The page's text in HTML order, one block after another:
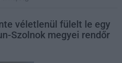
véletlenül fülelt le egy
Szolnok megyei rendőr